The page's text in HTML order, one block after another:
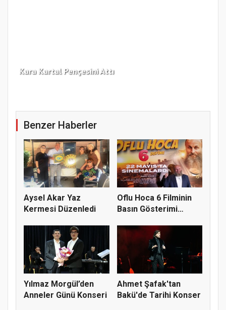
Kara Kartal Pençesini Attı
Benzer Haberler
Aysel Akar Yaz
Kermesi Düzenledi
Oflu Hoca 6 Filminin
Basın Gösterimi
Yılmaz Morgül’den
Anneler Günü Konseri
Ahmet Şafak'tan
Bakü'de Tarihi Konser